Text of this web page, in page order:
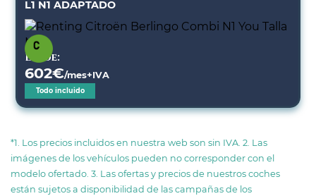
L1 N1 ADAPTADO
Desde:
602€/mes+IVA
Todo incluido
*1. Los precios incluidos en nuestra web son sin IVA. 2. Las
imágenes de los vehículos pueden no corresponder con el
modelo ofertado. 3. Las ofertas y precios de nuestros coches
están sujetos a disponibilidad de las campañas de los